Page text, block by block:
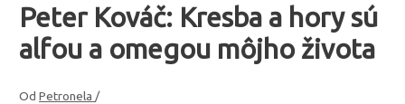
Peter Kováč: Kresba a hory sú
alfou a omegou môjho života
Od Petronela /